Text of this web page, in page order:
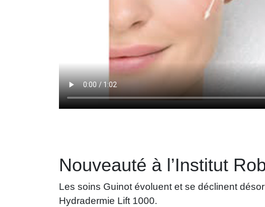
Nouveauté à l’Institut
Les soins Guinot évoluent et se déclinent
Hydradermie Lift 1000.